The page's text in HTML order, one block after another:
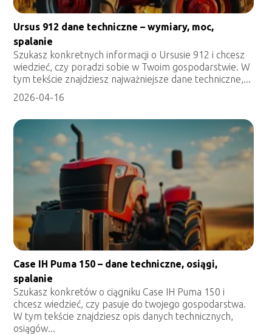
Ursus 912 dane techniczne – wymiary, moc,
spalanie
Szukasz konkretnych informacji o Ursusie 912 i chcesz
wiedzieć, czy poradzi sobie w Twoim gospodarstwie. W
tym tekście znajdziesz najważniejsze dane techniczne,...
2026-04-16
Case IH Puma 150 – dane techniczne, osiągi,
spalanie
Szukasz konkretów o ciągniku Case IH Puma 150 i
chcesz wiedzieć, czy pasuje do twojego gospodarstwa.
W tym tekście znajdziesz opis danych technicznych,
osiągów...